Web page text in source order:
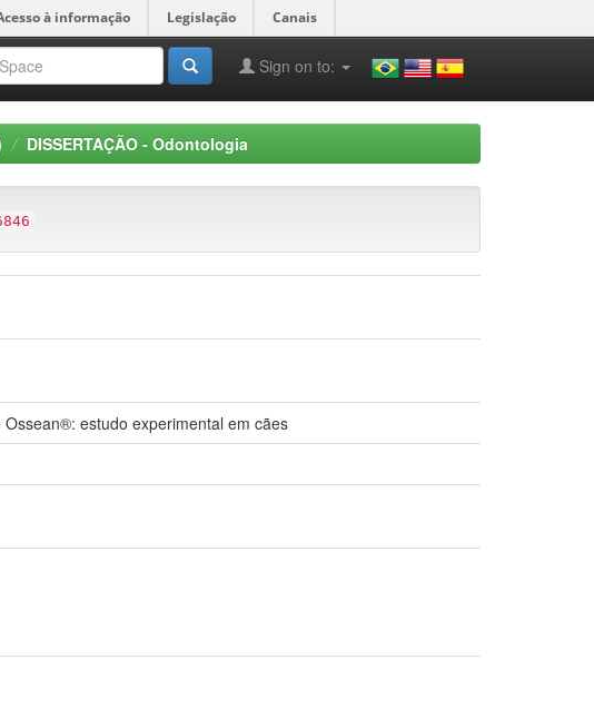
à informação Legislação Canais
Sign on to:
DISSERTAÇÃO - Odontologia
estudo experimental em cães